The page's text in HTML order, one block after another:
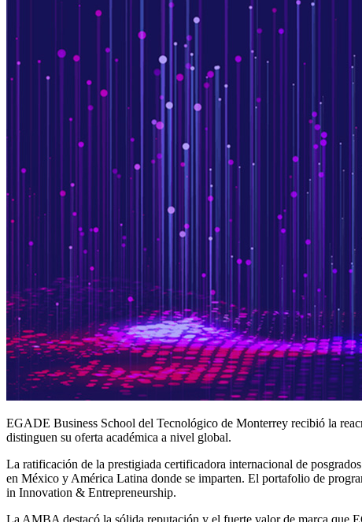
EGADE Business School del Tecnológico de Monterrey recibió la
distinguen su oferta académica a nivel global.
La ratificación de la prestigiada certificadora internacional de
en México y América Latina donde se imparten. El portafolio de
in Innovation & Entrepreneurship.